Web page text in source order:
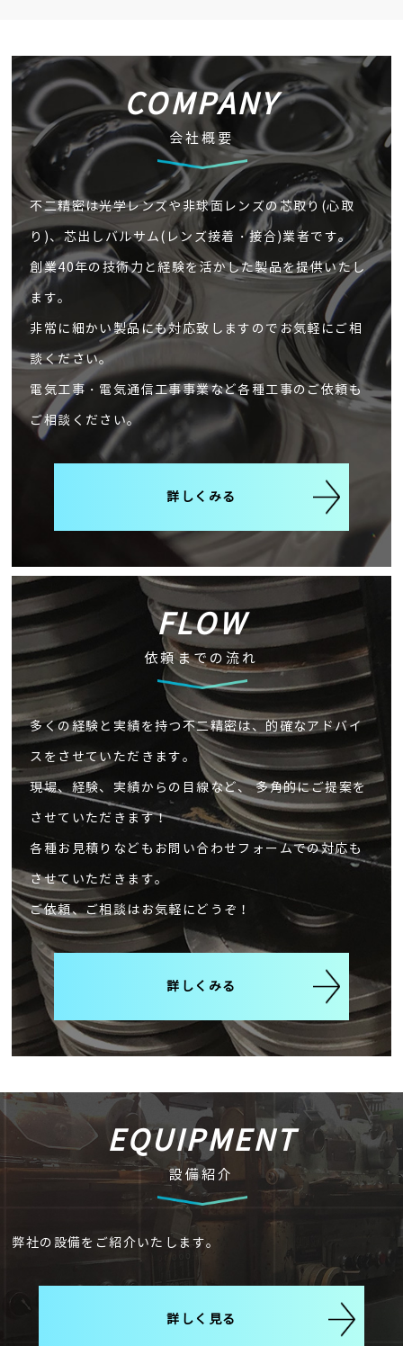
COMPANY
会社概要
不二精密は光学レンズや非球面レンズの芯取り(心取
り)、芯出しバルサム(レンズ接着・接合)業者です。
創業40年の技術力と経験を活かした製品を提供いたし
ます。
非常に細かい製品にも対応致しますのでお気軽にご相
談ください。
電気工事・電気通信工事事業など各種工事のご依頼も
ご相談ください。
詳しくみる
FLOW
依頼までの流れ
多くの経験と実績を持つ不二精密は、的確なアドバイ
スをさせていただきます。
現場、経験、実績からの目線など、 多角的にご提案を
させていただきます！
各種お見積りなどもお問い合わせフォームでの対応も
させていただきます。
ご依頼、ご相談はお気軽にどうぞ！
詳しくみる
EQUIPMENT
設備紹介
弊社の設備をご紹介いたします。
詳しく見る